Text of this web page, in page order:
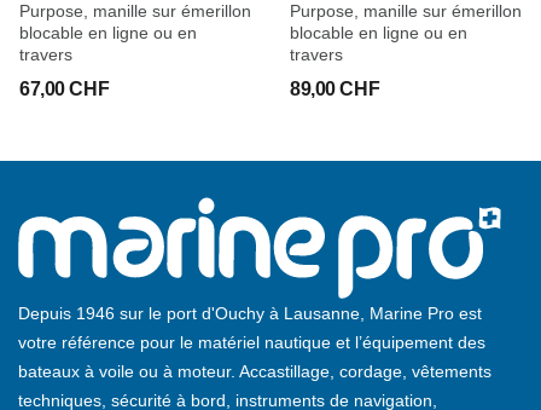
Purpose, manille sur émerillon
blocable en ligne ou en
travers
67,00 CHF
Purpose, manille sur émerillon
blocable en ligne ou en
travers
89,00 CHF
Depuis 1946 sur le port d'Ouchy à Lausanne, Marine Pro est
votre référence pour le matériel nautique et l’équipement des
bateaux à voile ou à moteur. Accastillage, cordage, vêtements
techniques, sécurité à bord, instruments de navigation,